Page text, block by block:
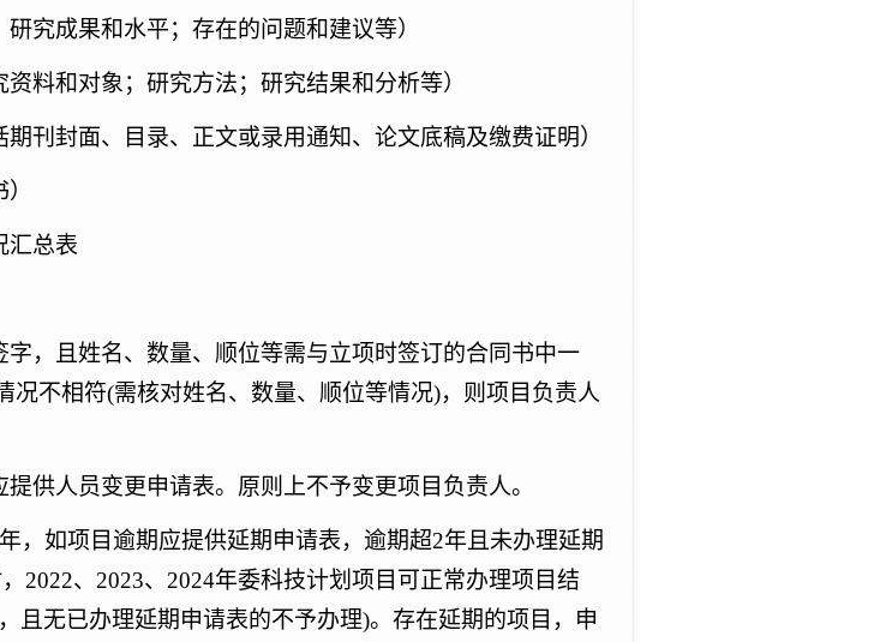
究成果和水平；存在的问题和建议等）
料和对象；研究方法；研究结果和分析等）
刊封面、目录、正文或录用通知、论文底稿及缴费证明）
汇总表
字， 且 姓名、数量、顺位等需与立项时签订的合同书中一
况不相符(需核对姓名、数量、顺位等情况)，则项目负责人
供人员变更申请表。 原则上不予变更项目负责人。
，如项目逾期应提供延期申请表，逾期超2年且未办理延期
2022、2023、2024年委科技计划项目可正常办理项目结
且无已办理延期申请表的不予办理)。存在延期的项目，申